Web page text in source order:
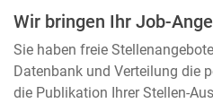
Wir bringen Ihr Job-
Sie haben freie
Datenbank und Verteilung die
die Publikation Ihrer Stellen-